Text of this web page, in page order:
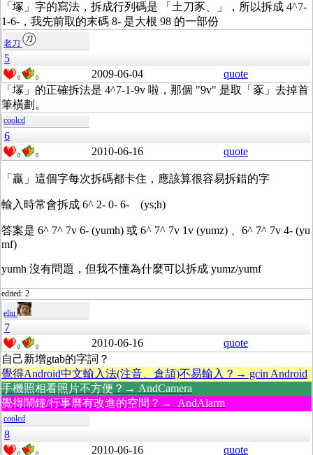
「塚」字的寫法，拆成行列碼是 「土刀豕、」，所以拆成 4^7-
1-6-，我先前取的末碼 8- 是大根 98 的一部份
老刀
5
0 0 2009-06-04
quote
「塜」的正確拆法是 4^7-1-9v 啦，那個 "9v" 是取「豖」去掉首
筆橫劃。
coolcd
6
0 0 2010-06-16 quote
「贏」這個字每次拆碼都卡住，應該算很容易拆錯的字
輸入時常會拆成 6^ 2- 0- 6- (ys;h)
答案是 6^ 7^ 7v 6- (yumh) 或 6^ 7^ 7v 1v (yumz) 、6^ 7^ 7v 4- (yu
mf)
yumh 沒有問題，但我不懂為什麼可以拆成 yumz/yumf
edited: 2
eliu
7
0 0 2010-06-16
quote
自己新增gtab的字詞？
覺得Android中文輸入法(注音、倉頡)不易輸入？→ gcin Android
手機照相看照片不方便？→ AndCamera
覺得鬧鐘/行事曆有改進的空間？→ AndAlarm
coolcd
8
2010-06-16 quote